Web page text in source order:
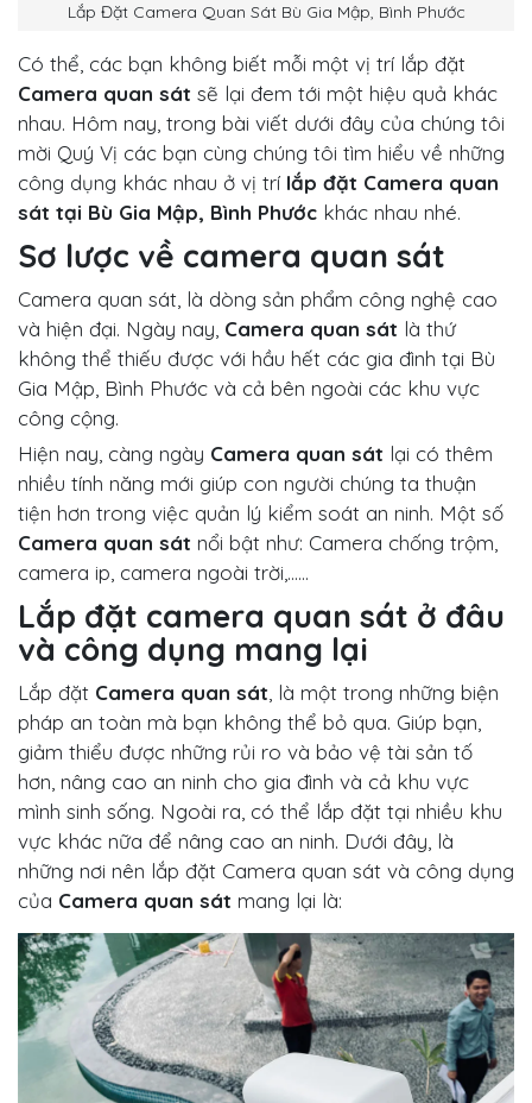
Lắp Đặt Camera Quan Sát Bù Gia Mập, Bình Phước
Có thể, các bạn không biết mỗi một vị trí lắp đặt
Camera quan sát sẽ lại đem tới một hiệu quả khác
nhau. Hôm nay, trong bài viết dưới đây của chúng tôi
mời Quý Vị các bạn cùng chúng tôi tìm hiểu về những
công dụng khác nhau ở vị trí lắp đặt Camera quan
sát tại Bù Gia Mập, Bình Phước khác nhau nhé.
Sơ lược về camera quan sát
Camera quan sát, là dòng sản phẩm công nghệ cao
và hiện đại. Ngày nay, Camera quan sát là thứ
không thể thiếu được với hầu hết các gia đình tại Bù
Gia Mập, Bình Phước và cả bên ngoài các khu vực
công cộng.
Hiện nay, càng ngày Camera quan sát lại có thêm
nhiều tính năng mới giúp con người chúng ta thuận
tiện hơn trong việc quản lý kiểm soát an ninh. Một số
Camera quan sát nổi bật như: Camera chống trộm,
camera ip, camera ngoài trời,……
Lắp đặt camera quan sát ở đâu
và công dụng mang lại
Lắp đặt Camera quan sát, là một trong những biện
pháp an toàn mà bạn không thể bỏ qua. Giúp bạn,
giảm thiểu được những rủi ro và bảo vệ tài sản tố
hơn, nâng cao an ninh cho gia đình và cả khu vực
mình sinh sống. Ngoài ra, có thể lắp đặt tại nhiều khu
vực khác nữa để nâng cao an ninh. Dưới đây, là
những nơi nên lắp đặt Camera quan sát và công dụng
của Camera quan sát mang lại là: